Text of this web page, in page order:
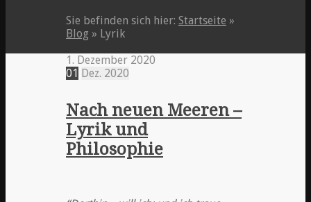
Sie befinden sich hier: Startseite »
Blog » Lyrik
1. Dezember 2020
01 Dez. 2020
Nach neuen Meeren –
Lyrik und
Philosophie